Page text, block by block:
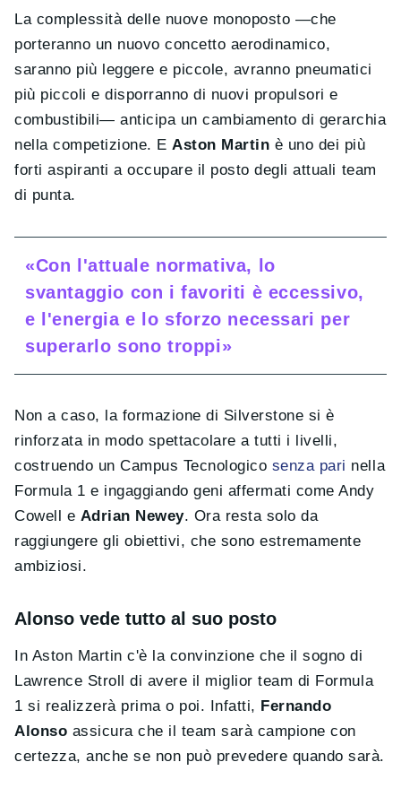
La complessità delle nuove monoposto —che
porteranno un nuovo concetto aerodinamico,
saranno più leggere e piccole, avranno pneumatici
più piccoli e disporranno di nuovi propulsori e
combustibili— anticipa un cambiamento di gerarchia
nella competizione. EAston Martin è uno dei più
forti aspiranti a occupare il posto degli attuali team
di punta.
«Con l'attuale normativa, lo
svantaggio con i favoriti è eccessivo,
e l'energia e lo sforzo necessari per
superarlo sono troppi»
Non a caso, la formazione di Silverstone si è
rinforzata in modo spettacolare a tutti i livelli,
costruendo un Campus Tecnologico senza pari nella
Formula 1 e ingaggiando geni affermati come Andy
Cowell e Adrian Newey. Ora resta solo da
raggiungere gli obiettivi, che sono estremamente
ambiziosi.
Alonso vede tutto al suo posto
In Aston Martin c'è la convinzione che il sogno di
Lawrence Stroll di avere il miglior team di Formula
1 si realizzerà prima o poi. Infatti, Fernando
Alonso assicura che il team sarà campione con
certezza, anche se non può prevedere quando sarà.